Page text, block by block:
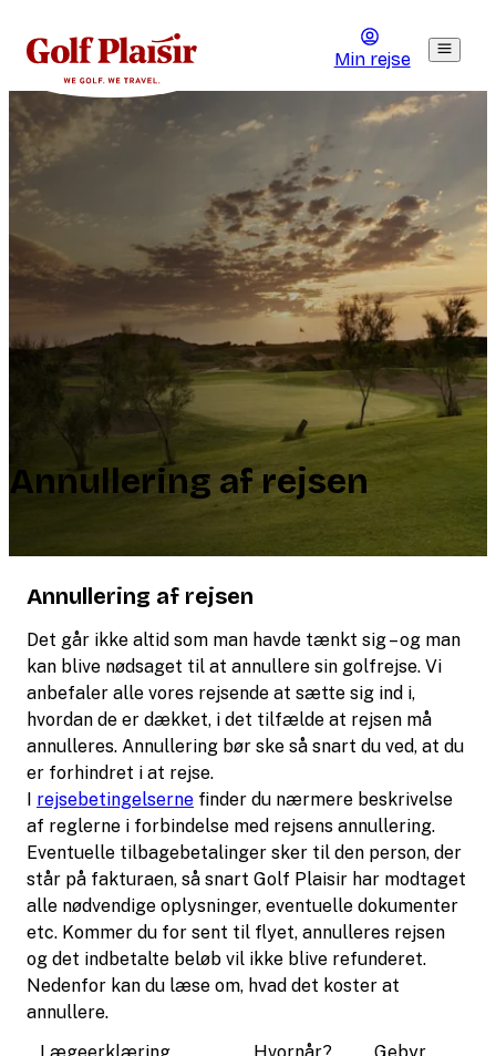
Min rejse
Annullering af rejsen
Annullering af rejsen
Det går ikke altid som man havde tænkt sig – og man
kan blive nødsaget til at annullere sin golfrejse. Vi
anbefaler alle vores rejsende at sætte sig ind i,
hvordan de er dækket, i det tilfælde at rejsen må
annulleres. Annullering bør ske så snart du ved, at du
er forhindret i at rejse.
I rejsebetingelserne finder du nærmere beskrivelse
af reglerne i forbindelse med rejsens annullering.
Eventuelle tilbagebetalinger sker til den person, der
står på fakturaen, så snart Golf Plaisir har modtaget
alle nødvendige oplysninger, eventuelle dokumenter
etc. Kommer du for sent til flyet, annulleres rejsen
og det indbetalte beløb vil ikke blive refunderet.
Nedenfor kan du læse om, hvad det koster at
annullere.